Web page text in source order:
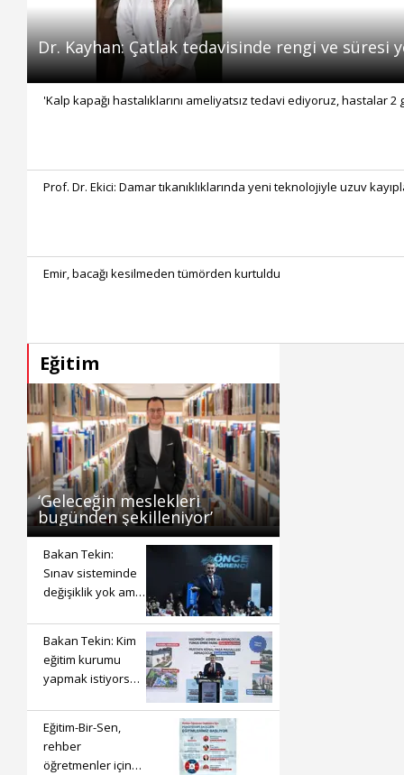
Dr. Kayhan: Çatlak tedavisinde rengi ve süresi
'Kalp kapağı hastalıklarını ameliyatsız tedavi ediyoruz, hastalar
Prof. Dr. Ekici: Damar tıkanıklıklarında yeni teknolojiyle uzuv
Emir, bacağı kesilmeden tümörden kurtuldu
Eğitim
‘Geleceğin meslekleri
bugünden şekilleniyor’
Bakan Tekin:
Sınav sisteminde
değişiklik yok ama
uygun hale
gelecek
Bakan Tekin: Kim
eğitim kurumu
yapmak istiyorsa
bizimle birlikte
çalışmak
zorundadır
Eğitim-Bir-Sen,
rehber
öğretmenler için